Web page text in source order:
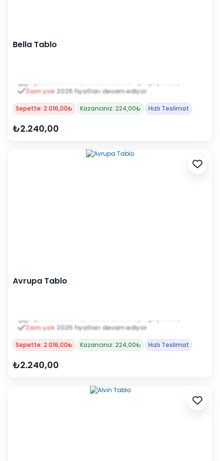
Bella Tablo
Zam yok 2025 fiyatları devam ediyor
Sepette: 2.016,00₺ Kazancınız: 224,00₺ Hızlı Teslimat
₺2.240,00
Avrupa Tablo
Zam yok 2025 fiyatları devam ediyor
Sepette: 2.016,00₺ Kazancınız: 224,00₺ Hızlı Teslimat
₺2.240,00